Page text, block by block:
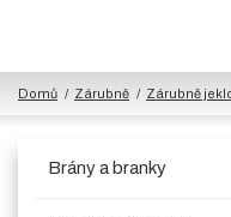
Domů Zárubně Zárubně
Brány a branky